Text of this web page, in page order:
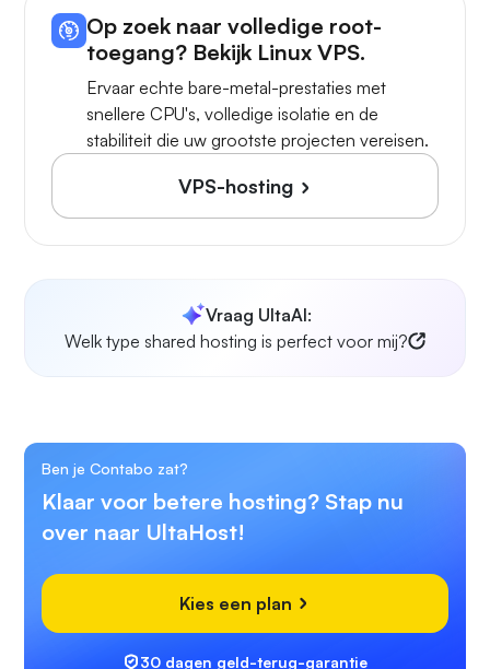
Op zoek naar volledige root-
toegang? Bekijk Linux VPS.
Ervaar echte bare-metal-prestaties met
snellere CPU's, volledige isolatie en de
stabiliteit die uw grootste projecten vereisen.
VPS-hosting
Vraag UltaAI:
Welk type shared hosting is perfect voor mij?
Ben je Contabo zat?
Klaar voor betere hosting? Stap nu
over naar UltaHost!
Kies een plan
30 dagen geld-terug-garantie